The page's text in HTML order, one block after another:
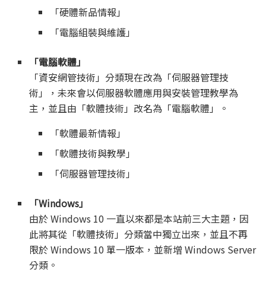
「硬體新品情報」
「電腦組裝與維護」
「電腦軟體」
「資安網管技術」分類現在改為「伺服器管理技
術」，未來會以伺服器軟體應用與安裝管理教學為
主，並且由「軟體技術」改名為「電腦軟體」。
「軟體最新情報」
「軟體技術與教學」
「伺服器管理技術」
「Windows」
由於 Windows 10 一直以來都是本站前三大主題，因
此將其從「軟體技術」分類當中獨立出來，並且不再
限於 Windows 10 單一版本，並新增 Windows Server
分類。